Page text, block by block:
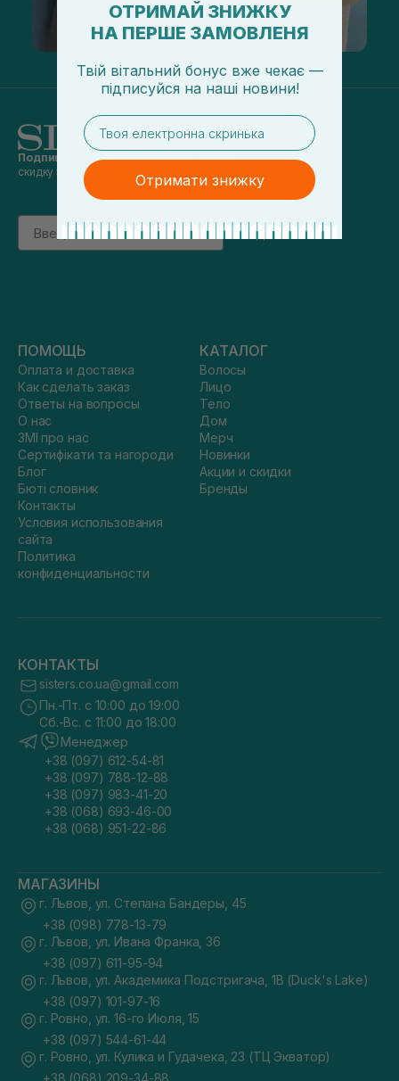
Подпишись на наши новостии получай
скидку 5% на первый заказ
Email
підписатись
ПОМОЩЬ
Оплата и доставка
Как сделать заказ
Ответы на вопросы
О нас
ЗМІ про нас
Сертифікати та нагороди
Блог
Бюті словник
Контакты
Условия использования
сайта
Политика
конфиденциальности
КАТАЛОГ
Волосы
Лицо
Тело
Дом
Мерч
Новинки
Акции и скидки
Бренды
КОНТАКТЫ
sisters.co.ua@gmail.com
Пн.-Пт. с 10:00 до 19:00
Сб.-Вс. с 11:00 до 18:00
Менеджер
+38 (097) 612-54-81
+38 (097) 788-12-88
+38 (097) 983-41-20
+38 (068) 693-46-00
+38 (068) 951-22-86
МАГАЗИНЫ
г. Львов, ул. Степана Бандеры, 45
+38 (098) 778-13-79
г. Львов, ул. Ивана Франка, 36
+38 (097) 611-95-94
г. Львов, ул. Академика Подстригача, 1В (Duck's Lake)
+38 (097) 101-97-16
г. Ровно, ул. 16-го Июля, 15
+38 (097) 544-61-44
г. Ровно, ул. Кулика и Гудачека, 23 (ТЦ Экватор)
+38 (068) 209-34-88
ОТРИМАЙ ЗНИЖКУ
НА ПЕРШЕ ЗАМОВЛЕНЯ
Твій вітальний бонус вже чекає —
підписуйся на наші новини!
email
Отримати знижку